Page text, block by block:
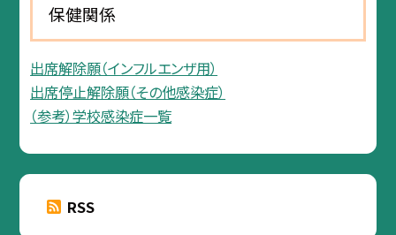
保健関係
出席解除願（インフルエンザ用）
出席停止解除願（その他感染症）
（参考）学校感染症一覧
RSS